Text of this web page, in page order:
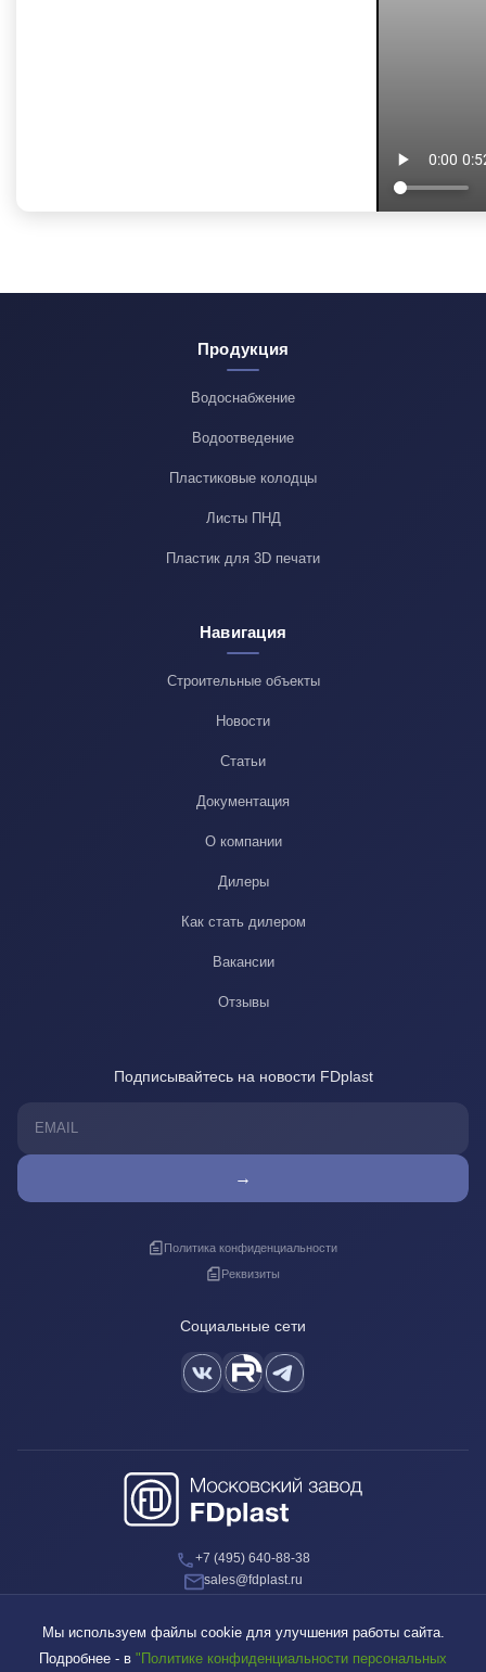
Продукция
Водоснабжение
Водоотведение
Пластиковые колодцы
Листы ПНД
Пластик для 3D печати
Навигация
Строительные объекты
Новости
Статьи
Документация
О компании
Дилеры
Как стать дилером
Вакансии
Отзывы
Подписывайтесь на новости FDplast
→
Политика конфиденциальности
Реквизиты
Социальные сети
+7 (495) 640-88-38
sales@fdplast.ru
Мы используем файлы cookie для улучшения работы сайта.
Подробнее - в "Политике конфиденциальности персональных